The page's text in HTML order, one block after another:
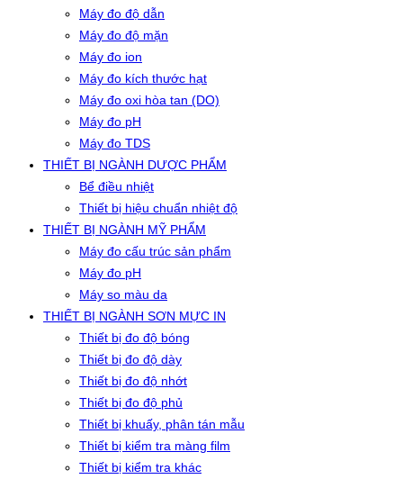
Máy đo độ dẫn
Máy đo độ mặn
Máy đo ion
Máy đo kích thước hạt
Máy đo oxi hòa tan (DO)
Máy đo pH
Máy đo TDS
THIẾT BỊ NGÀNH DƯỢC PHẨM
Bể điều nhiệt
Thiết bị hiệu chuẩn nhiệt độ
THIẾT BỊ NGÀNH MỸ PHẨM
Máy đo cấu trúc sản phẩm
Máy đo pH
Máy so màu da
THIẾT BỊ NGÀNH SƠN MỰC IN
Thiết bị đo độ bóng
Thiết bị đo độ dày
Thiết bị đo độ nhớt
Thiết bị đo độ phủ
Thiết bị khuấy, phân tán mẫu
Thiết bị kiểm tra màng film
Thiết bị kiểm tra khác